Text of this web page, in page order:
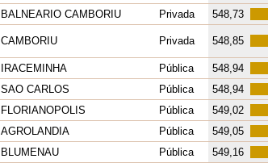
BALNEARIO CAMBORIU Privada 548,73
CAMBORIU Privada 548,85
IRACEMINHA Pública 548,94
SAO CARLOS Pública 548,94
FLORIANOPOLIS Pública 549,02
AGROLANDIA Pública 549,05
BLUMENAU Pública 549,16